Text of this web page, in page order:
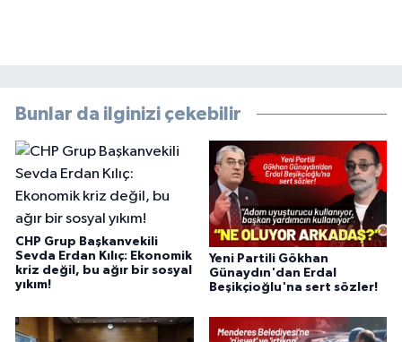
Bunlar da ilginizi çekebilir
CHP Grup Başkanvekili
Sevda Erdan Kılıç: Ekonomik
kriz değil, bu ağır bir sosyal
yıkım!
Yeni Partili Gökhan
Günaydın'dan Erdal
Beşikçioğlu'na sert sözler!